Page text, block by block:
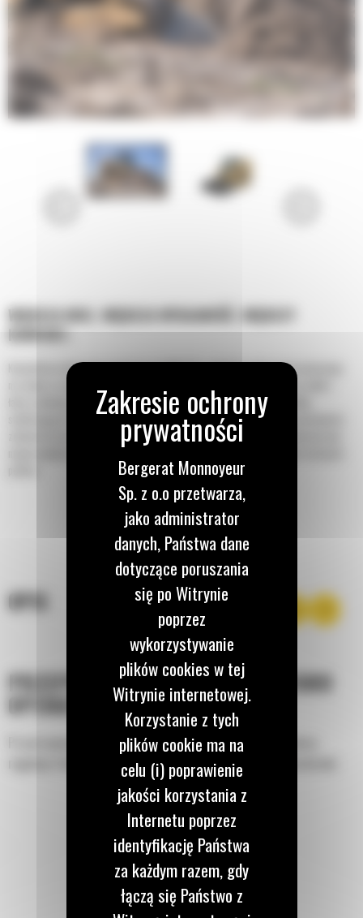
WIĘKSZA MOC. WIĘKSZA WYDAJNOŚĆ. WIĘKSZY
KOMFORT.
Kompaktowa ładowarka gąsienicowa Cat® 275 z układem podnoszenia pionowego
łatwy załadunek samochodów ciężarowych. Standardowe podwozie z belką
stabilizującą (E-bar) oraz dwie prędkości jazdy zapewniają doskonałą przyczepność,
zdolność do poruszania się po miękkim terenie, stabilność i prędkość, aby maszyna
mogła wydajnie pracować w szerokim zakresie zastosowań i na różnych rodzajach
OPIS
PRZEPROJEKTOWANE STANOWISKO
OPERATORA
Przestronniejsze stanowisko operatora oraz zwiększony zakres
regulacji fotela zapewniają większy komfort każdemu operatorowi.
Bergerat Monnoyeur
Sp. z o.o przetwarza,
jako administrator
danych, Państwa dane
dotyczące poruszania
się po Witrynie
poprzez
wykorzystywanie
plików cookies w tej
Witrynie internetowej.
Korzystanie z tych
plików cookie ma na
celu (i) poprawienie
jakości korzystania z
Internetu poprzez
identyfikację Państwa
za każdym razem, gdy
łączą się Państwo z